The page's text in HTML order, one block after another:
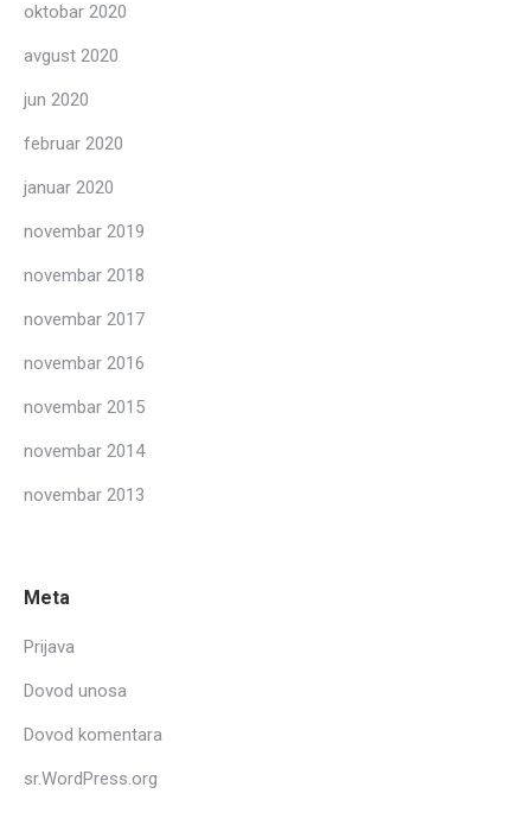
oktobar 2020
avgust 2020
jun 2020
februar 2020
januar 2020
novembar 2019
novembar 2018
novembar 2017
novembar 2016
novembar 2015
novembar 2014
novembar 2013
Meta
Prijava
Dovod unosa
Dovod komentara
sr.WordPress.org